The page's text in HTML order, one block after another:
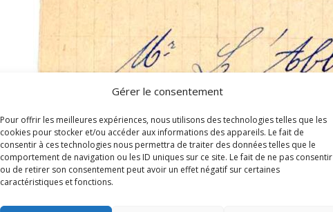
Gérer le consentement
Pour offrir les meilleures expériences, nous utilisons des technologies telles que les
cookies pour stocker et/ou accéder aux informations des appareils. Le fait de
consentir à ces technologies nous permettra de traiter des données telles que le
comportement de navigation ou les ID uniques sur ce site. Le fait de ne pas consentir
ou de retirer son consentement peut avoir un effet négatif sur certaines
caractéristiques et fonctions.